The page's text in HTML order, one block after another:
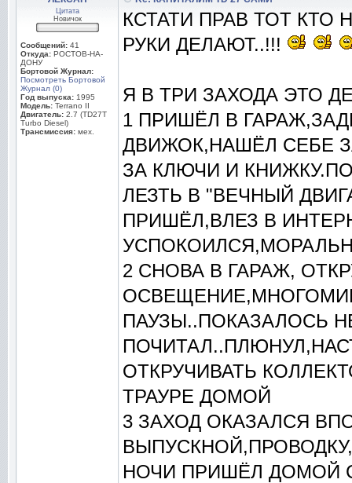
Цитата
Новичок
Сообщений: 41
Откуда: РОСТОВ-НА-
ДОНУ
Бортовой Журнал:
Посмотреть Бортовой
Журнал (0)
Год выпуска: 1995
Модель: Terrano II
Двигатель: 2.7 (TD27T
Turbo Diesel)
Трансмиссия: мех.
КСТАТИ ПРАВ ТОТ КТО
РУКИ ДЕЛАЮТ..!!!
Я В ТРИ ЗАХОДА ЭТО
1 ПРИШЁЛ В
ДВИЖОК,НАШЁЛ СЕБЕ
ЗА КЛЮЧИ И
ЛЕЗТЬ В "ВЕЧНЫЙ
ПРИШЁЛ,ВЛЕЗ В
2 СНОВА В ГАРАЖ,
ПАУЗЫ..ПОКАЗАЛОСЬ
ОТКРУЧИВАТЬ
ТРАУРЕ ДОМОЙ
3 ЗАХОД ОКАЗАЛСЯ
НОЧИ ПРИШЁЛ ДОМОЙ